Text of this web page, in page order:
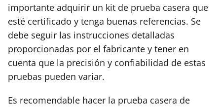
importante adquirir un kit de prueba casera que
esté certificado y tenga buenas referencias. Se
debe seguir las instrucciones detalladas
proporcionadas por el fabricante y tener en
cuenta que la precisión y confiabilidad de estas
pruebas pueden variar.
Es recomendable hacer la prueba casera de